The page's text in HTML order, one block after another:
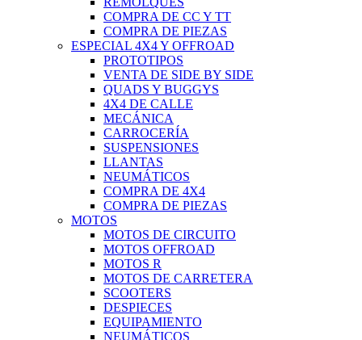
COMPRA DE CC Y TT
COMPRA DE PIEZAS
ESPECIAL 4X4 Y OFFROAD
PROTOTIPOS
VENTA DE SIDE BY SIDE
QUADS Y BUGGYS
4X4 DE CALLE
MECÁNICA
CARROCERÍA
SUSPENSIONES
LLANTAS
NEUMÁTICOS
COMPRA DE 4X4
COMPRA DE PIEZAS
MOTOS
MOTOS DE CIRCUITO
MOTOS OFFROAD
MOTOS R
MOTOS DE CARRETERA
SCOOTERS
DESPIECES
EQUIPAMIENTO
NEUMÁTICOS